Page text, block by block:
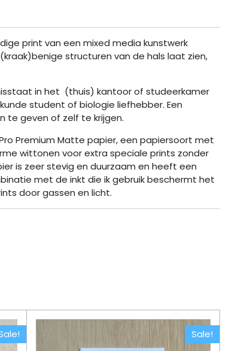
print van een mixed media kunstwerk
structuren van de hals laat zien,
in het (thuis) kantoor of studeerkamer
student of biologie liefhebber. Een
te geven of zelf te krijgen.
Premium Matte papier, een papiersoort met
wittonen voor extra speciale prints zonder
is zeer stevig en duurzaam en heeft een
met de inkt die ik gebruik beschermt het
door gassen en licht.
Sale!